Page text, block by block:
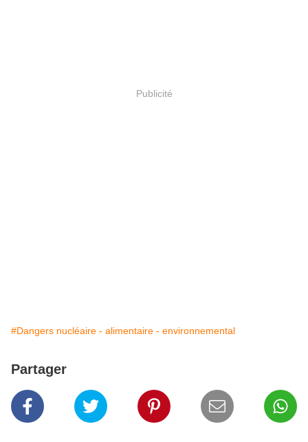
Publicité
#Dangers nucléaire - alimentaire - environnemental
Partager